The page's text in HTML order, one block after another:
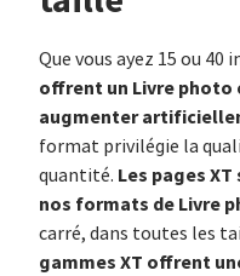
Que vous ayez 15 ou 40
offrent un Livre photo
augmenter
format privilégie la
quantité. Les pages
nos formats de Livre
carré, dans toutes les
gammes XT offrent